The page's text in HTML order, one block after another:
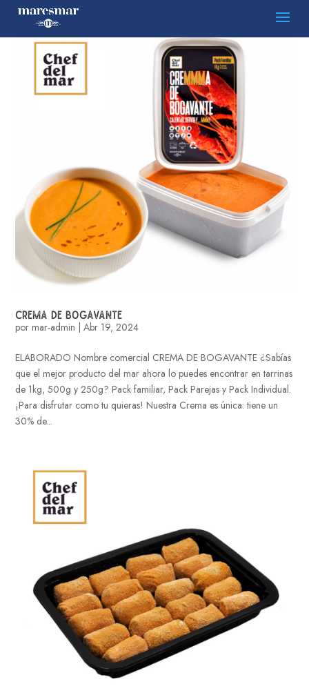
CREMA DE BOGAVANTE
pormar-admin |Abr 19, 2024
ELABORADO Nombre comercial CREMA DE BOGAVANTE ¿Sabías
que el mejor producto del mar ahora lo puedes encontrar en tarrinas
de 1kg, 500g y 250g? Pack familiar, Pack Parejas y Pack Individual.
¡Para disfrutar como tu quieras! Nuestra Crema es única: tiene un
30% de...